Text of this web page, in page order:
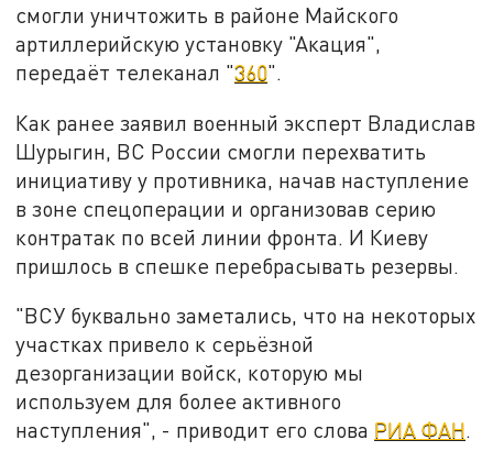
смогли уничтожить в районе Майского
артиллерийскую установку "Акация",
передаёт телеканал "360".
Как ранее заявил военный эксперт Владислав
Шурыгин, ВС России смогли перехватить
инициативу у противника, начав наступление
в зоне спецоперации и организовав серию
контратак по всей линии фронта. И Киеву
пришлось в спешке перебрасывать резервы.
"ВСУ буквально заметались, что на некоторых
участках привело к серьёзной
дезорганизации войск, которую мы
используем для более активного
наступления", - приводит его слова РИА ФАН.